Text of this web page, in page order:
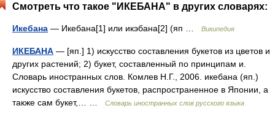
Смотреть что такое "ИКЕБАНА" в других словарях:
Икебана — Икебана[1] или икэбана[2] (яп … Википедия
ИКЕБАНА — [яп.] 1) искусство составления букетов из цветов и
других растений; 2) букет, составленный по принципам и.
Словарь иностранных слов. Комлев Н.Г., 2006. икебана (яп.)
искусство составления букетов, распространенное в Японии, а
также сам букет,… …
Словарь иностранных слов русского языка